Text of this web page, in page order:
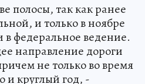
полосы, так как ранее
и только в ноябре
в федеральное ведение.
направление дороги
не только во время
и круглый год, -